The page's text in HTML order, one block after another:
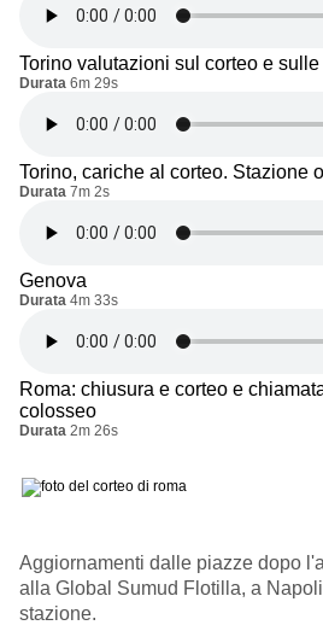
Torino valutazioni sul corteo e
Durata 6m 29s
Torino, cariche al corteo. Stazione
Durata 7m 2s
Genova
Durata 4m 33s
Roma: chiusura e corteo e
colosseo
Durata 2m 26s
Aggiornamenti dalle piazze dopo
alla Global Sumud Flotilla, a
stazione.